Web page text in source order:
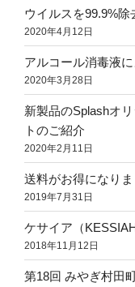
ウイルスを99.9%
2020年4月12日
アルコール消毒液
2020年3月28日
新製品のSplashオ
トのご紹介
2020年2月11日
送料がお得になりま
2019年7月31日
ケサイア（
2018年11月12日
第18回 みやぎ村田